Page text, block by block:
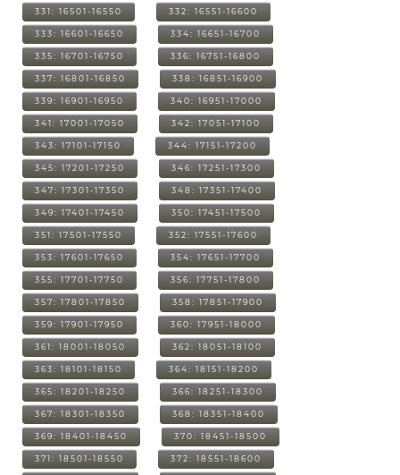
331: 16501-16550 332: 16551-16600
333: 16601-16650 334: 16651-16700
335: 16701-16750 336: 16751-16800
337: 16801-16850 338: 16851-16900
339: 16901-16950 340: 16951-17000
341: 17001-17050 342: 17051-17100
343: 17101-17150 344: 17151-17200
345: 17201-17250 346: 17251-17300
347: 17301-17350 348: 17351-17400
349: 17401-17450 350: 17451-17500
351: 17501-17550 352: 17551-17600
353: 17601-17650 354: 17651-17700
355: 17701-17750 356: 17751-17800
357: 17801-17850 358: 17851-17900
359: 17901-17950 360: 17951-18000
361: 18001-18050 362: 18051-18100
363: 18101-18150 364: 18151-18200
365: 18201-18250 366: 18251-18300
367: 18301-18350 368: 18351-18400
369: 18401-18450 370: 18451-18500
371: 18501-18550 372: 18551-18600